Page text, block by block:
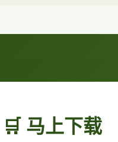
🛒 马上下载